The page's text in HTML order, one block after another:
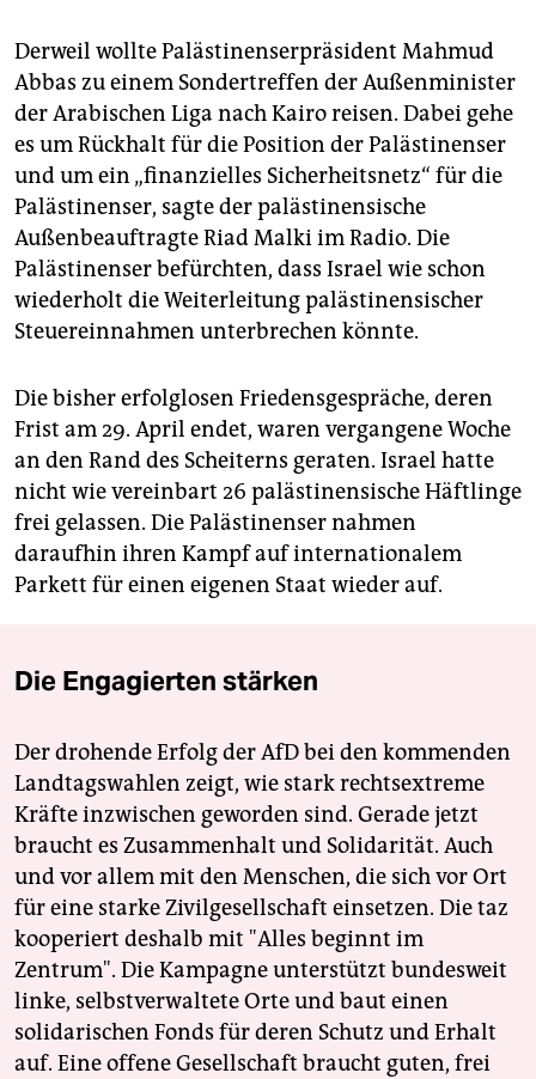
Derweil wollte Palästinenserpräsident Mahmud
Abbas zu einem Sondertreffen der Außenminister
der Arabischen Liga nach Kairo reisen. Dabei gehe
es um Rückhalt für die Position der Palästinenser
und um ein „finanzielles Sicherheitsnetz“ für die
Palästinenser, sagte der palästinensische
Außenbeauftragte Riad Malki im Radio. Die
Palästinenser befürchten, dass Israel wie schon
wiederholt die Weiterleitung palästinensischer
Steuereinnahmen unterbrechen könnte.
Die bisher erfolglosen Friedensgespräche, deren
Frist am 29. April endet, waren vergangene Woche
an den Rand des Scheiterns geraten. Israel hatte
nicht wie vereinbart 26 palästinensische Häftlinge
frei gelassen. Die Palästinenser nahmen
daraufhin ihren Kampf auf internationalem
Parkett für einen eigenen Staat wieder auf.
Die Engagierten stärken
Der drohende Erfolg der AfD bei den kommenden
Landtagswahlen zeigt, wie stark rechtsextreme
Kräfte inzwischen geworden sind. Gerade jetzt
braucht es Zusammenhalt und Solidarität. Auch
und vor allem mit den Menschen, die sich vor Ort
für eine starke Zivilgesellschaft einsetzen. Die taz
kooperiert deshalb mit "Alles beginnt im
Zentrum". Die Kampagne unterstützt bundesweit
linke, selbstverwaltete Orte und baut einen
solidarischen Fonds für deren Schutz und Erhalt
auf. Eine offene Gesellschaft braucht guten, frei